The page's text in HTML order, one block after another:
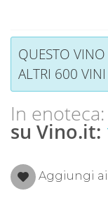
QUESTO
ALTRI 600 VINI
In enoteca:
su Vino.it:
Aggiungi